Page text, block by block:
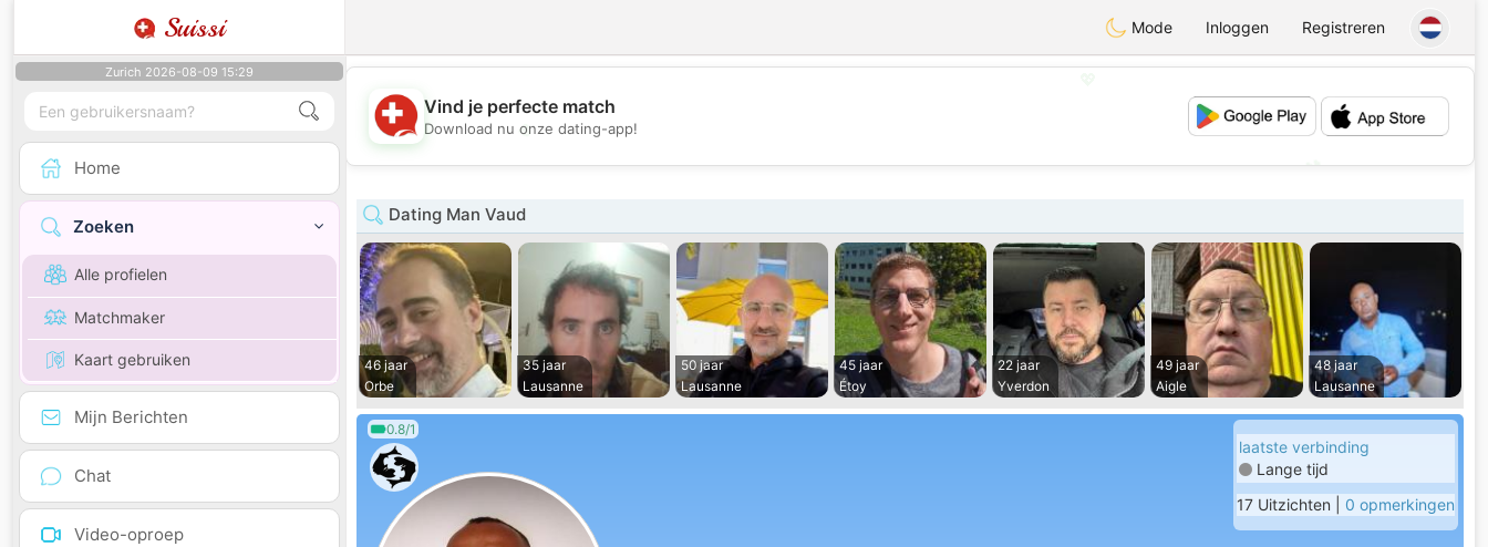
Suissi Mode Inloggen Registreren
Zurich 2026-08-09 15:29
Home
Zoeken
Alle profielen
Matchmaker
Kaart gebruiken
Mijn Berichten
Chat
Video-oproep
💕
Vind je perfecte match
Download nu onze dating-app!
Dating Man Vaud
46 jaar
Orbe
35 jaar
Lausanne
50 jaar
Lausanne
45 jaar
Étoy
22 jaar
Yverdon
49 jaar
Aigle
48 jaar
Lausanne
0.8/1
laatste verbinding
Lange tijd
17 Uitzichten | 0 opmerkingen